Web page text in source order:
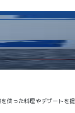
使った料理やデザートを